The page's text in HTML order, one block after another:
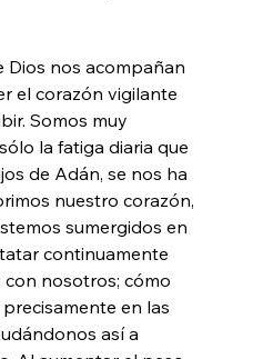
Dios nos acompañan
el corazón vigilante
Somos muy
la fatiga diaria que
de Adán, se nos ha
nuestro corazón,
sumergidos en
continuamente
con nosotros; cómo
en las
así a